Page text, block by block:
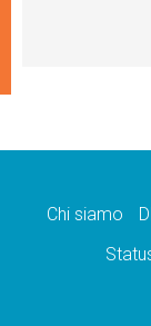
Chi siamo